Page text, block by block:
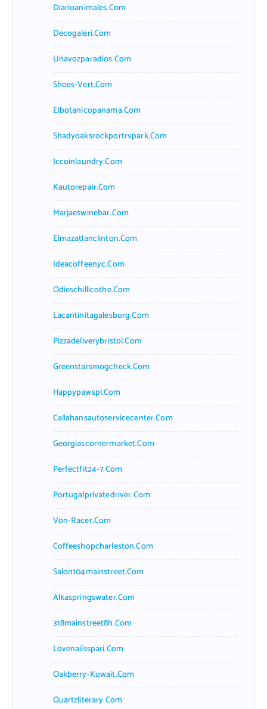
Diarioanimales.com
Decogaleri.com
Unavozparadios.com
Shoes-Vert.com
Elbotanicopanama.com
Shadyoaksrockportrvpark.com
Jccoinlaundry.com
Kautorepair.com
Marjaeswinebar.com
Elmazatlanclinton.com
Ideacoffeenyc.com
Odieschillicothe.com
Lacantinitagalesburg.com
Pizzadeliverybristol.com
Greenstarsmogcheck.com
Happypawspl.com
Callahansautoservicecenter.com
Georgiascornermarket.com
Perfectfit24-7.com
Portugalprivatedriver.com
Von-Racer.com
Coffeeshopcharleston.com
Salon104mainstreet.com
Alkaspringswater.com
318mainstreet8h.com
Lovenailsspari.com
Oakberry-Kuwait.com
Quartzliterary.com